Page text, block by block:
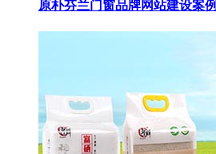
原朴芬兰门窗品牌网站建设案例